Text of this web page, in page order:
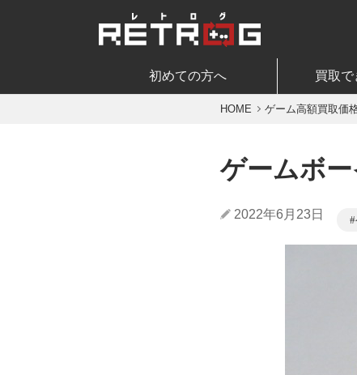
初めての方へ 買取で
HOME ゲーム高額買取価
ゲームボー
2022年6月23日